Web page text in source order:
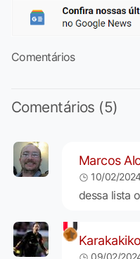
Comentários
Comentários (5)
Marcos
10/02/
dessa lista
Karakakiko